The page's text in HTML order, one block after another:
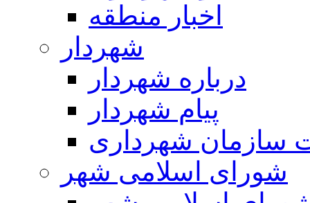
اخبار منطقه
شهردار
درباره شهردار
پیام شهردار
سازمان شهرداری
شورای اسلامی شهر